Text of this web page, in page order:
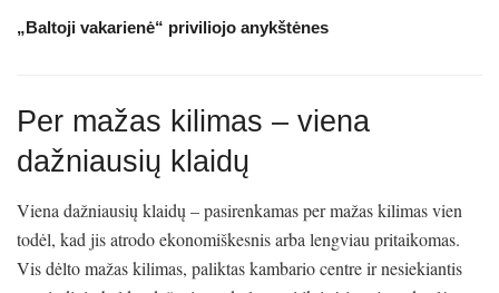
„Baltoji vakarienė“ priviliojo anykštėnes
Per mažas kilimas – viena
dažniausių klaidų
Viena dažniausių klaidų – pasirenkamas per mažas kilimas vien
todėl, kad jis atrodo ekonomiškesnis arba lengviau pritaikomas.
Vis dėlto mažas kilimas, paliktas kambario centre ir nesiekiantis